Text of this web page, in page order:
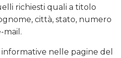
richiesti quali a titolo
città, stato, numero
mail.
nelle pagine del